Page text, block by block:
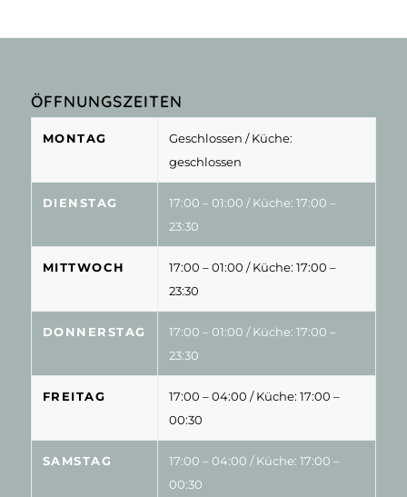
ÖFFNUNGSZEITEN
MONTAG Geschlossen / Küche:
geschlossen
DIENSTAG 17:00 – 01:00 / Küche: 17:00 –
23:30
MITTWOCH 17:00 – 01:00 / Küche: 17:00 –
23:30
DONNERSTAG 17:00 – 01:00 / Küche: 17:00 –
23:30
FREITAG 17:00 – 04:00 / Küche: 17:00 –
00:30
SAMSTAG 17:00 – 04:00 / Küche: 17:00 –
00:30